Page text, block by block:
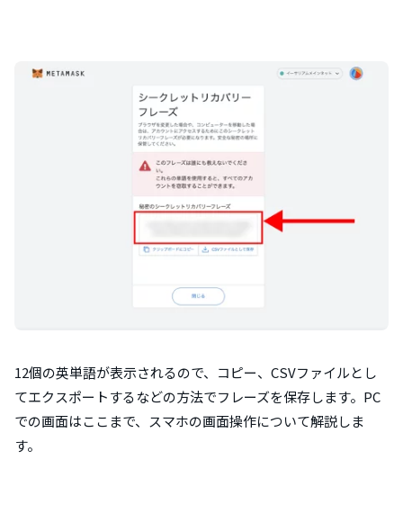
12個の英単語が表示されるので、コピー、CSVファイルとし
てエクスポートするなどの方法でフレーズを保存します。PC
での画面はここまで、スマホの画面操作について解説しま
す。